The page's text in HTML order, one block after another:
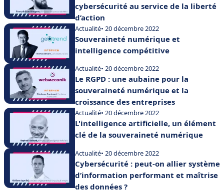
cybersécurité au service de la liberté
d’action
Actualité• 20 décembre 2022
Souveraineté numérique et
intelligence compétitive
Actualité• 20 décembre 2022
Le RGPD : une aubaine pour la
souveraineté numérique et la
croissance des entreprises
Actualité• 20 décembre 2022
L'intelligence artificielle, un élément
clé de la souveraineté numérique
Actualité• 20 décembre 2022
Cybersécurité : peut-on allier système
d’information performant et maîtrise
des données ?